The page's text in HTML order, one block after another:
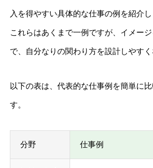
入を得やすい具体的な仕事の例を紹介し
これらはあくまで一例ですが、イメー
で、自分なりの関わり方を設計しやすく
以下の表は、代表的な仕事例を簡単に
す。
分野 仕事例